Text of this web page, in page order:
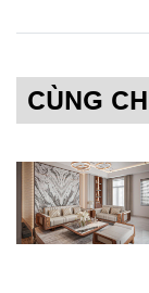
CÙNG